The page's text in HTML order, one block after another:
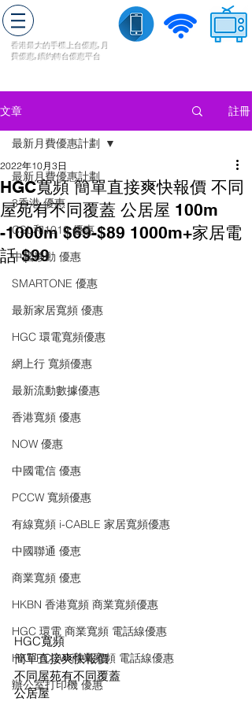
香港最大的手機上台優惠, 月
費優惠,續約轉台優惠平台
文章 註冊
最新月費優惠計劃
3香港 優惠
CSL和1010 優惠
中國移動 優惠
SMARTONE 優惠
最新家居寬頻 優惠
HGC 環電寬頻優惠
網上行 寬頻優惠
最新流動數據優惠
香港寬頻 優惠
NOW 優惠
中國電信 優惠
PCCW 寬頻優惠
有線寬頻 i-CABLE 家居寬頻優惠
中國聯通 優恵
商業寬頻 優恵
HKBN 香港寬頻 商業寬頻優惠
HGC 環電 商業寬頻 電話線優惠
HKT PCCW 商業寬頻 電話線優惠
辦公室打印機 優惠
最新月費優惠計劃
HGC寬頻 簡單直接爽快報價 不同
屋苑有不同覆蓋 公居屋 100m
-1000m $69-$89 1000m+家居電
話 $99
2022年10月3日
HGC寬頻
簡單直接爽快報價
不同屋苑有不同覆蓋
公居屋